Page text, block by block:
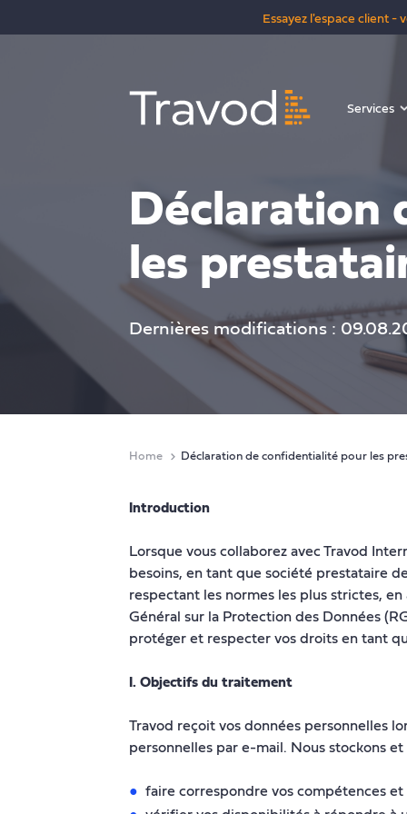
Essayez l'espace client
Services
Déclaration
les
Dernières modifications :
Home Déclaration de confidentialité pour les
Introduction
Lorsque vous collaborez avec Travod
besoins, en tant que société prestataire
respectant les normes les plus strictes,
Général sur la Protection des Données
protéger et respecter vos droits en tant
I. Objectifs du traitement
Travod reçoit vos données personnelles
personnelles par e-mail. Nous stockons
faire correspondre vos compétences